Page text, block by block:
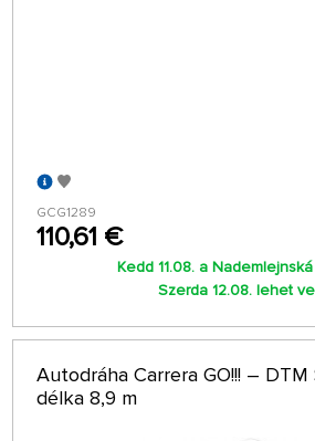
GCG1289
110,61 €
Kedd 11.08. a
Szerda 12.08. lehet
Autodráha Carrera GO!!! – DTM
délka 8,9 m